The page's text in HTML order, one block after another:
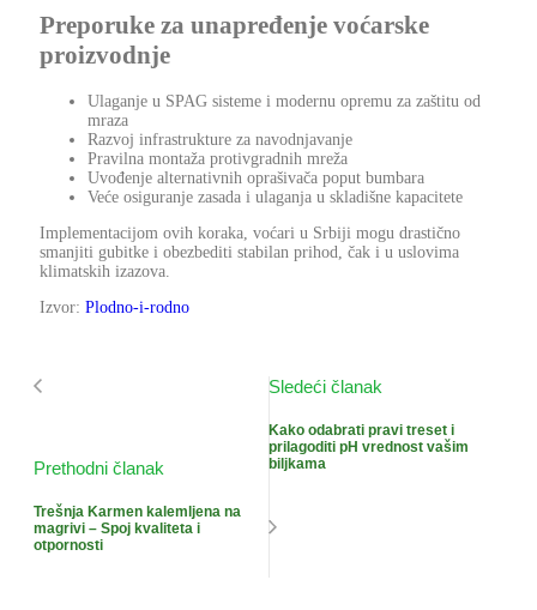
Preporuke za unapređenje voćarske
proizvodnje
Ulaganje u SPAG sisteme i modernu opremu za zaštitu od
mraza
Razvoj infrastrukture za navodnjavanje
Pravilna montaža protivgradnih mreža
Uvođenje alternativnih oprašivača poput bumbara
Veće osiguranje zasada i ulaganja u skladišne kapacitete
Implementacijom ovih koraka, voćari u Srbiji mogu drastično
smanjiti gubitke i obezbediti stabilan prihod, čak i u uslovima
klimatskih izazova.
Izvor: Plodno-i-rodno
Prethodni članak
Trešnja Karmen kalemljena na
magrivi – Spoj kvaliteta i
otpornosti
Sledeći članak
Kako odabrati pravi treset i
prilagoditi pH vrednost vašim
biljkama